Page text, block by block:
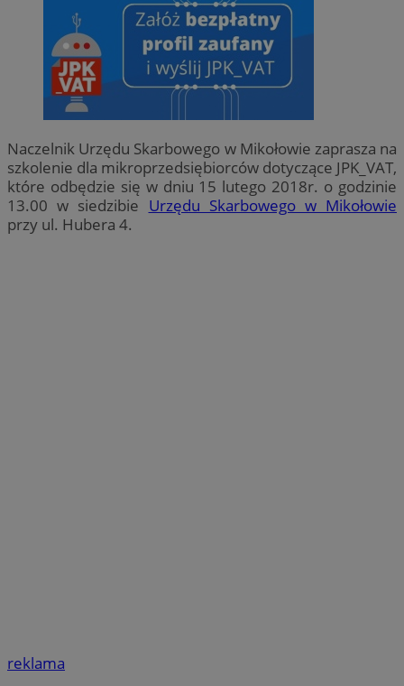
Naczelnik Urzędu Skarbowego w Mikołowie zaprasza na
szkolenie dla mikroprzedsiębiorców dotyczące JPK_VAT,
które odbędzie się w dniu 15 lutego 2018r. o godzinie
13.00 w siedzibie Urzędu Skarbowego w Mikołowie
przy ul. Hubera 4.
reklama